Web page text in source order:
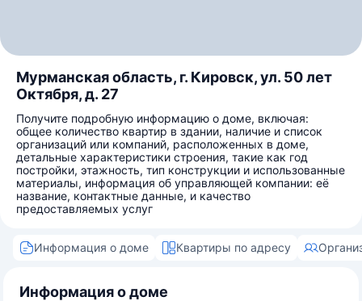
Мурманская область, г. Кировск, ул. 50 лет
Октября, д. 27
Получите подробную информацию о доме, включая:
общее количество квартир в здании, наличие и список
организаций или компаний, расположенных в доме,
детальные характеристики строения, такие как год
постройки, этажность, тип конструкции и использованные
материалы, информация об управляющей компании: её
название, контактные данные, и качество
предоставляемых услуг
Информация о доме Квартиры по адресу
Информация о доме